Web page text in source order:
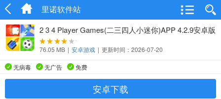
里诺软件站
2 3 4 Player Games(二三四人小迷你)APP 4.2.9安卓版
76.05 MB | 安卓游戏 | 更新时间：2026-07-20
无病毒 无广告 免费
安卓下载